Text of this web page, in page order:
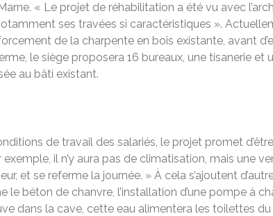
« Le projet de réhabilitation a été vu avec
ses travées si caractéristiques ».
de la charpente en bois existante, avant
le siège proposera 16 bureaux, une tisanerie et
au bâti existant.
de travail des salariés, le projet promet
il n’y aura pas de climatisation, mais une
et se referme la journée. » À cela s’ajoutent
béton de chanvre, l’installation d’une pompe à
dans la cave, cette eau alimentera les toilettes